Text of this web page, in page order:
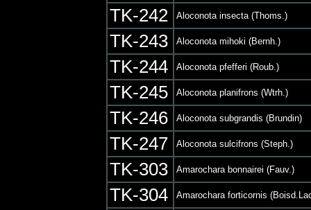
TK-242 Aloconota insecta (Thoms.)
TK-243 Aloconota mihoki (Bernh.)
TK-244 Aloconota pfefferi (Roub.)
TK-245 Aloconota planifrons (Wtrh.)
TK-246 Aloconota subgrandis (Brundin)
TK-247 Aloconota sulcifrons (Steph.)
TK-303 Amarochara bonnairei (Fauv.)
TK-304 Amarochara forticornis